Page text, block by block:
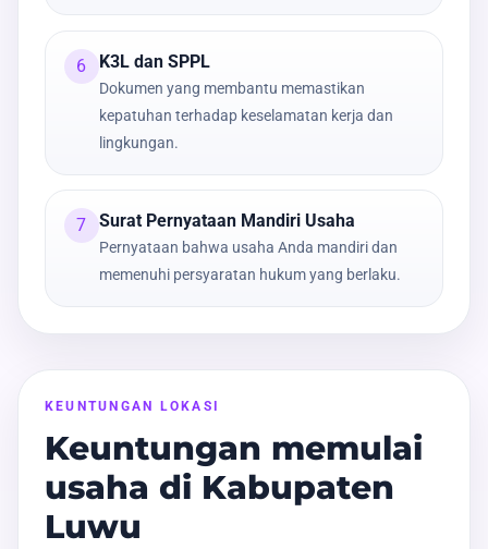
6 K3L dan SPPL
Dokumen yang membantu memastikan
kepatuhan terhadap keselamatan kerja dan
lingkungan.
7 Surat Pernyataan Mandiri Usaha
Pernyataan bahwa usaha Anda mandiri dan
memenuhi persyaratan hukum yang berlaku.
KEUNTUNGAN LOKASI
Keuntungan memulai
usaha di Kabupaten
Luwu